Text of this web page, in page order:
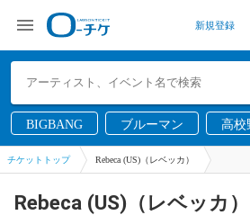
新規登録
BIGBANG ブルーマン 高校
チケットトップ Rebeca (US)（レベッカ）
Rebeca (US)（レベッカ）